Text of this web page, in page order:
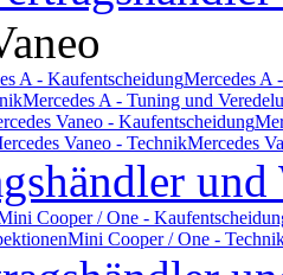
A - KaufentscheidungMercedes A
Mercedes A - Tuning und
Vaneo - Kaufentscheidung
Vaneo - TechnikMercedes
und
Cooper / One -
Mini Cooper / One -